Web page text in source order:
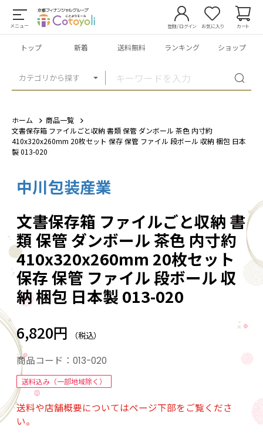
メニュー
カテゴリから探す
登録/ログイン お気に入り カート
トップ 新着 送料無料 ランキング ショップ
ホーム
商品一覧
文書保存箱 ファイルごと収納 書類 保管 ダンボール 茶色 内寸約
410x320x260mm 20枚セット 保存 保管 ファイル 段ボール 収納 梱包 日本
製 013-020
中川包装産業
文書保存箱 ファイルごと収納 書
類 保管 ダンボール 茶色 内寸約
410x320x260mm 20枚セット
保存 保管 ファイル 段ボール 収
納 梱包 日本製 013-020
6,820円 （税込）
商品コード： 013-020
送料込み（一部地域除く）
送料や店舗概要についてはページ下部をご覧くださ
い。